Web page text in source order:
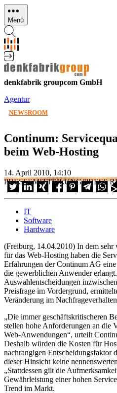
Direkt
zum
Inhalt
Menü
denkfabrik groupcom GmbH
Agentur
NEWSROOM
Continum:
beim Web-Hosting
14. April 2010, 14:10
PRESSEMITTEILUNG/PRESS
IT
Software
Hardware
(Freiburg, 14.04.2010) In dem
für das Web-Hosting haben die
Erfahrungen der Continum AG
die gewerblichen Anwender
Auswahlentscheidungen
Preisfrage im Vordergrund,
Veränderung im
„Die immer geschäftskritischeren
stellen hohe Anforderungen an die
Web-Anwendungen“, urteilt
Deshalb würden die Kosten für
nachrangigen Entscheidungsfaktor
dieser Hinsicht keine
„Stattdessen gilt die
Gewährleistung einer hohen
Trend im Markt.